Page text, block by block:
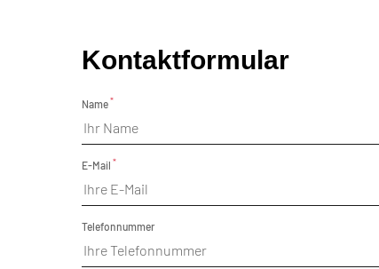
Kontaktformular
Name*
E-Mail *
Telefonnummer